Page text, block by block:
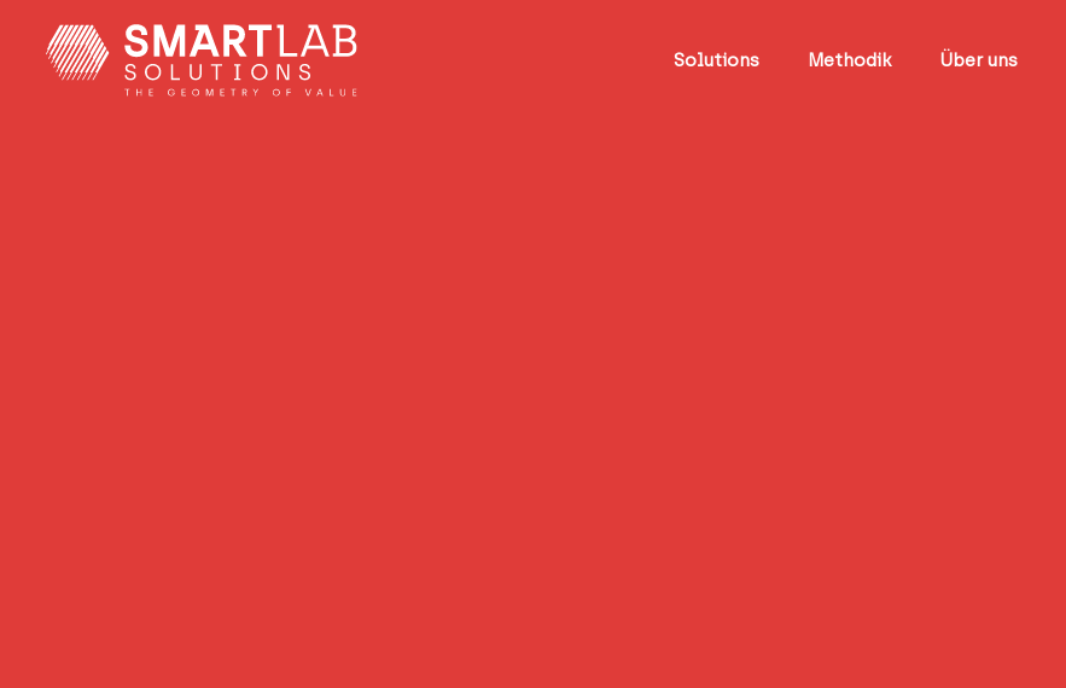
Solutions Methodik Über uns